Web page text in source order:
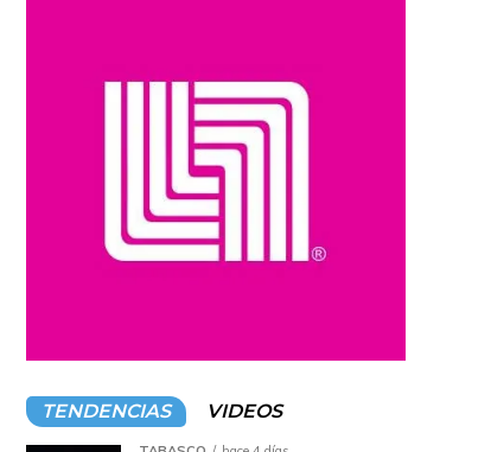
TENDENCIAS VIDEOS